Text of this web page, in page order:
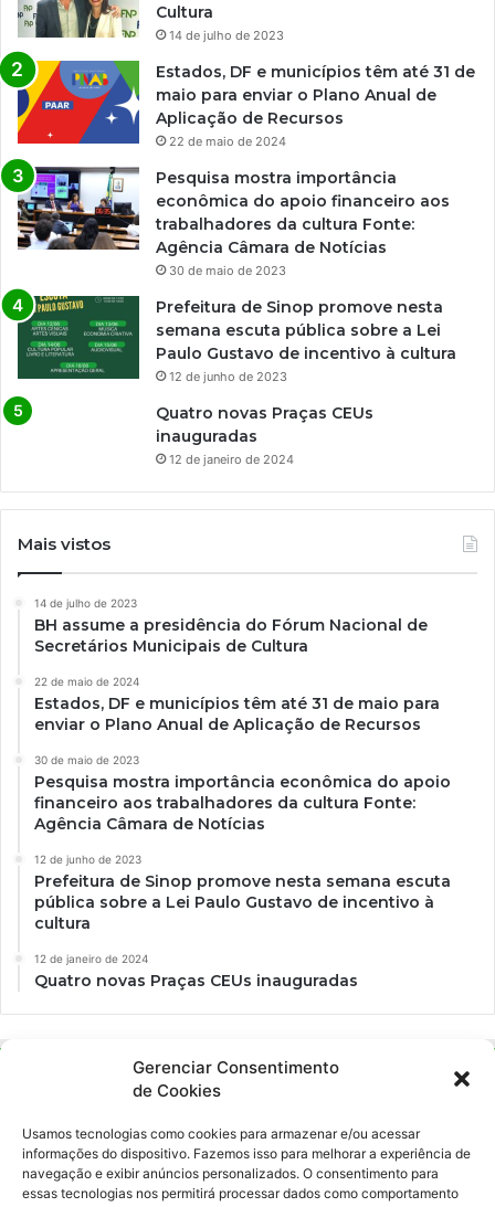
Gerenciar Consentimento
de Cookies
Usamos tecnologias como cookies para armazenar e/ou acessar
informações do dispositivo. Fazemos isso para melhorar a experiência de
navegação e exibir anúncios personalizados. O consentimento para
essas tecnologias nos permitirá processar dados como comportamento
Cultura
14 de julho de 2023
Estados, DF e municípios têm até 31 de
maio para enviar o Plano Anual de
Aplicação de Recursos
22 de maio de 2024
Pesquisa mostra importância
econômica do apoio financeiro aos
trabalhadores da cultura Fonte:
Agência Câmara de Notícias
30 de maio de 2023
Prefeitura de Sinop promove nesta
semana escuta pública sobre a Lei
Paulo Gustavo de incentivo à cultura
12 de junho de 2023
Quatro novas Praças CEUs
inauguradas
12 de janeiro de 2024
Mais vistos
14 de julho de 2023
BH assume a presidência do Fórum Nacional de
Secretários Municipais de Cultura
22 de maio de 2024
Estados, DF e municípios têm até 31 de maio para
enviar o Plano Anual de Aplicação de Recursos
30 de maio de 2023
Pesquisa mostra importância econômica do apoio
financeiro aos trabalhadores da cultura Fonte:
Agência Câmara de Notícias
12 de junho de 2023
Prefeitura de Sinop promove nesta semana escuta
pública sobre a Lei Paulo Gustavo de incentivo à
cultura
12 de janeiro de 2024
Quatro novas Praças CEUs inauguradas
Ockara é uma plataforma multicultural e criativa. Nossa proposta é